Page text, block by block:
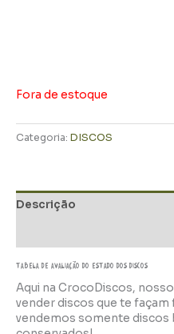
Fora de estoque
Categoria: DISCOS
Descrição
TABELA DE AVALIAÇÃo do estado dos discos
Aqui na CrocoDiscos,
vender discos que te façam
vendemos somente discos